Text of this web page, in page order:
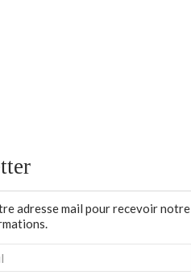
adresse mail pour recevoir notre